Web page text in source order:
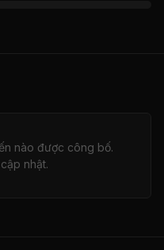
nào được công bố.
nhật.